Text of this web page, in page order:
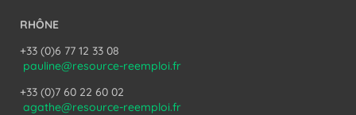
RHÔNE
+33 (0)6 77 12 33 08
pauline@resource-reemploi.fr
+33 (0)7 60 22 60 02
agathe@resource-reemploi.fr